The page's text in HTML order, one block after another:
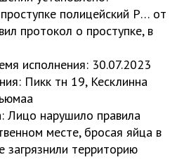
полицейский Р… от
протокол о проступке, в
исполнения: 30.07.2023
Пикк тн 19, Кесклинна
Лицо нарушило правила
месте, бросая яйца в
загрязнили территорию